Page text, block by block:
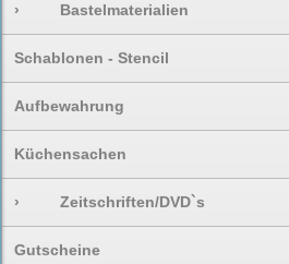
› Bastelmaterialien
Schablonen - Stencil
Aufbewahrung
Küchensachen
› Zeitschriften/DVD`s
Gutscheine